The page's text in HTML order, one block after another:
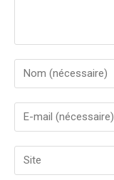
username
to
comment
address
to